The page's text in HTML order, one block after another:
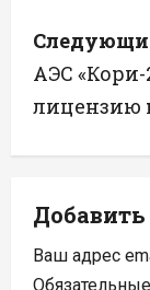
и
г
а
и
АЭС
лицензию
Ваш адрес